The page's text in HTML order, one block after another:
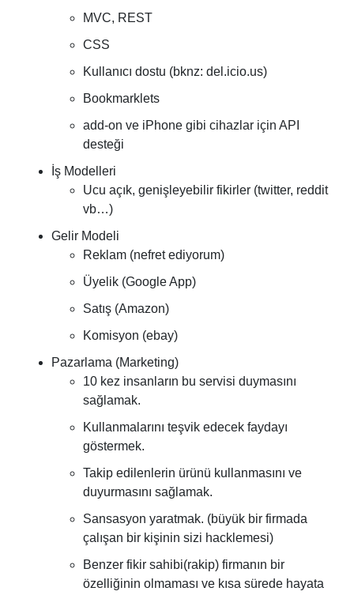
MVC, REST
CSS
Kullanıcı dostu (bknz: del.icio.us)
Bookmarklets
add-on ve iPhone gibi cihazlar için API
desteği
İş Modelleri
Ucu açık, genişleyebilir fikirler (twitter, reddit
vb…)
Gelir Modeli
Reklam (nefret ediyorum)
Üyelik (Google App)
Satış (Amazon)
Komisyon (ebay)
Pazarlama (Marketing)
10 kez insanların bu servisi duymasını
sağlamak.
Kullanmalarını teşvik edecek faydayı
göstermek.
Takip edilenlerin ürünü kullanmasını ve
duyurmasını sağlamak.
Sansasyon yaratmak. (büyük bir firmada
çalışan bir kişinin sizi hacklemesi)
Benzer fikir sahibi(rakip) firmanın bir
özelliğinin olmaması ve kısa sürede hayata